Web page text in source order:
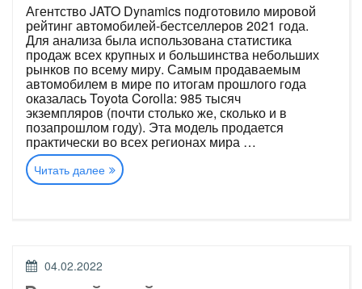
Агентство JATO Dynamics подготовило мировой
рейтинг автомобилей-бестселлеров 2021 года.
Для анализа была использована статистика
продаж всех крупных и большинства небольших
рынков по всему миру. Самым продаваемым
автомобилем в мире по итогам прошлого года
оказалась Toyota Corolla: 985 тысяч
экземпляров (почти столько же, сколько и в
позапрошлом году). Эта модель продается
практически во всех регионах мира …
Читать далее«Статистика-2021:
самые
ОПУБЛИКОВАНО
04.02.2022